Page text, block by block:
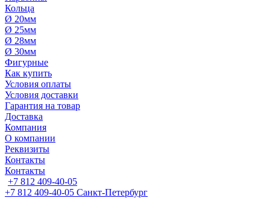
Кольца
Ø 20мм
Ø 25мм
Ø 28мм
Ø 30мм
Фигурные
Как купить
Условия оплаты
Условия доставки
Гарантия на товар
Доставка
Компания
О компании
Реквизиты
Контакты
Контакты
+7 812 409-40-05
+7 812 409-40-05 Санĸт-Петербург